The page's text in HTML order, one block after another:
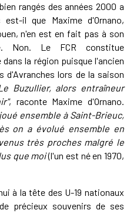
rangés des années 2000 a
il que Maxime d'Ornano,
n'en est en fait pas à son
Non. Le FCR constitue
la région puisque l'ancien
d'Avranches lors de la saison
Buzullier, alors entraîneur
, raconte Maxime d'Ornano.
ensemble à Saint-Brieuc,
on a évolué ensemble en
très proches malgré le
que moi(l'un est né en 1970,
à la tête des U-19 nationaux
précieux souvenirs de ses